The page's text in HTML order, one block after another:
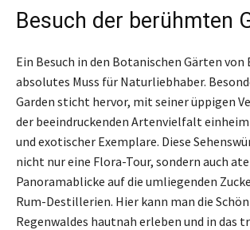
Besuch der berühmten
Ein Besuch in den Botanischen Gärten von
absolutes Muss für Naturliebhaber.
Garden sticht hervor, mit seiner üppigen
der beeindruckenden Artenvielfalt
und exotischer Exemplare. Diese
nicht nur eine Flora-Tour, sondern auch
Panoramablicke auf die umliegenden
Rum-Destillerien. Hier kann man die
Regenwaldes hautnah erleben und in das